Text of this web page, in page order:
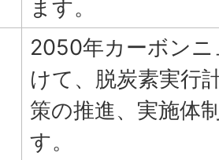
ます。
2050年カーボン
けて、脱炭素実行
策の推進、実施体
す。